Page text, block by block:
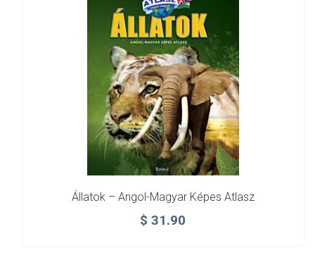
Állatok – Angol-Magyar Képes Atlasz
$ 31.90